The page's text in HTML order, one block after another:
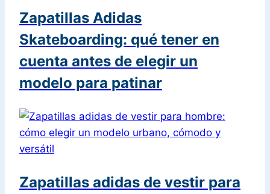
Zapatillas Adidas
Skateboarding: qué tener en
cuenta antes de elegir un
modelo para patinar
Zapatillas adidas de vestir para